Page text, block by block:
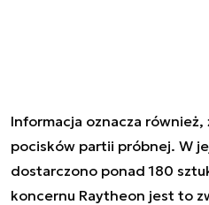
Informacja oznacza
pocisków partii próbnej. W
dostarczono ponad 180
koncernu Raytheon jest to